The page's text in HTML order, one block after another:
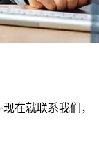
在就联系我们，